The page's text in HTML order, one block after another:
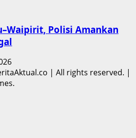
Polisi Amankan
| All rights reserved. |